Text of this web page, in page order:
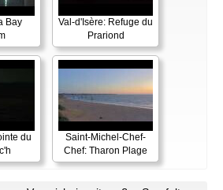
Bay
Val-d'Isère: Refuge du
Prariond
du
Saint-Michel-Chef-
Chef: Tharon Plage